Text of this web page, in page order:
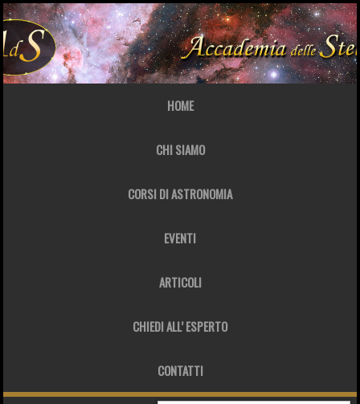
HOME
CHI SIAMO
CORSI DI ASTRONOMIA
EVENTI
ARTICOLI
CHIEDI ALL’ ESPERTO
CONTATTI